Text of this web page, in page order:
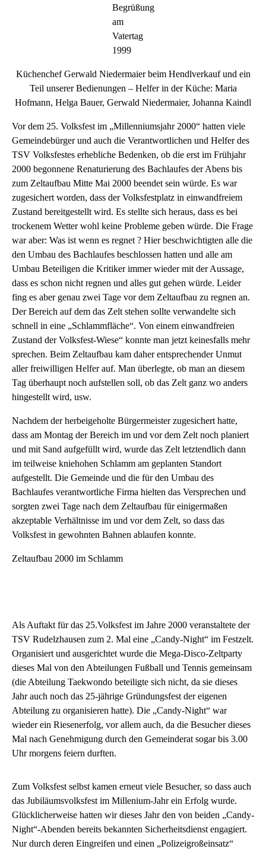
Begrüßung
am
Vatertag
1999
Küchenchef Gerwald Niedermaier beim Hendlverkauf und ein
Teil unserer Bedienungen – Helfer in der Küche: Maria
Hofmann, Helga Bauer, Gerwald Niedermaier, Johanna Kaindl
Vor dem 25. Volksfest im „Millenniumsjahr 2000“ hatten viele
Gemeindebürger und auch die Verantwortlichen und Helfer des
TSV Volksfestes erhebliche Bedenken, ob die erst im Frühjahr
2000 begonnene Renaturierung des Bachlaufes der Abens bis
zum Zeltaufbau Mitte Mai 2000 beendet sein würde. Es war
zugesichert worden, dass der Volksfestplatz in einwandfreiem
Zustand bereitgestellt wird. Es stellte sich heraus, dass es bei
trockenem Wetter wohl keine Probleme geben würde. Die Frage
war aber: Was ist wenn es regnet ? Hier beschwichtigten alle die
den Umbau des Bachlaufes beschlossen hatten und alle am
Umbau Beteiligen die Kritiker immer wieder mit der Aussage,
dass es schon nicht regnen und alles gut gehen würde. Leider
fing es aber genau zwei Tage vor dem Zeltaufbau zu regnen an.
Der Bereich auf dem das Zelt stehen sollte verwandelte sich
schnell in eine „Schlammfläche“. Von einem einwandfreien
Zustand der Volksfest-Wiese“ konnte man jetzt keinesfalls mehr
sprechen. Beim Zeltaufbau kam daher entsprechender Unmut
aller freiwilligen Helfer auf. Man überlegte, ob man an diesem
Tag überhaupt noch aufstellen soll, ob das Zelt ganz wo anders
hingestellt wird, usw.
Nachdem der herbeigeholte Bürgermeister zugesichert hatte,
dass am Montag der Bereich im und vor dem Zelt noch planiert
und mit Sand aufgefüllt wird, wurde das Zelt letztendlich dann
im teilweise kniehohen Schlamm am geplanten Standort
aufgestellt. Die Gemeinde und die für den Umbau des
Bachlaufes verantwortliche Firma hielten das Versprechen und
sorgten zwei Tage nach dem Zeltaufbau für einigermaßen
akzeptable Verhältnisse im und vor dem Zelt, so dass das
Volksfest in gewohnten Bahnen ablaufen konnte.
Zeltaufbau 2000 im Schlamm
Als Auftakt für das 25.Volksfest im Jahre 2000 veranstaltete der
TSV Rudelzhausen zum 2. Mal eine „Candy-Night“ im Festzelt.
Organisiert und ausgerichtet wurde die Mega-Disco-Zeltparty
dieses Mal von den Abteilungen Fußball und Tennis gemeinsam
(die Abteilung Taekwondo beteiligte sich nicht, da sie dieses
Jahr auch noch das 25-jährige Gründungsfest der eigenen
Abteilung zu organisieren hatte). Die „Candy-Night“ war
wieder ein Riesenerfolg, vor allem auch, da die Besucher dieses
Mal nach Genehmigung durch den Gemeinderat sogar bis 3.00
Uhr morgens feiern durften.
Zum Volksfest selbst kamen erneut viele Besucher, so dass auch
das Jubiläumsvolksfest im Millenium-Jahr ein Erfolg wurde.
Glücklicherweise hatten wir dieses Jahr den von beiden „Candy-
Night“-Abenden bereits bekannten Sicherheitsdienst engagiert.
Nur durch deren Eingreifen und einen „Polizeigroßeinsatz“